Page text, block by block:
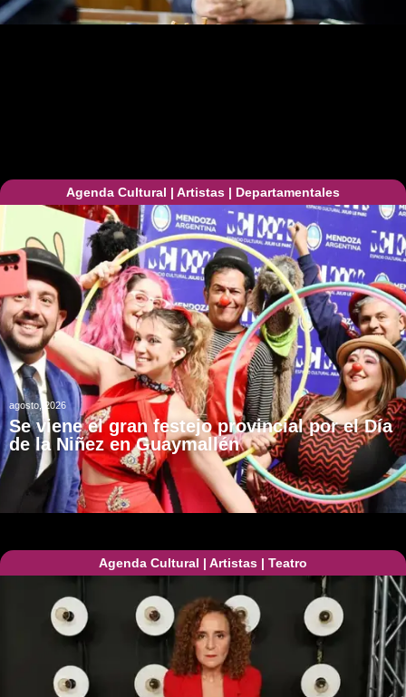
Agenda Cultural | Artistas | Departamentales
agosto, 2026
Se viene el gran festejo provincial por el Día
de la Niñez en Guaymallén
Agenda Cultural | Artistas | Teatro